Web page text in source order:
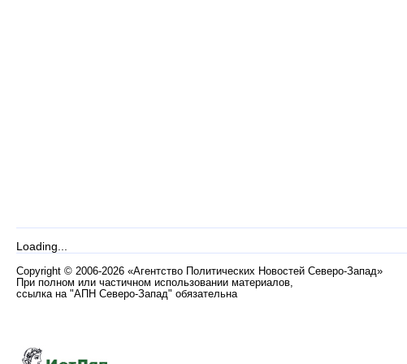
Loading...
Copyright © 2006-2026 «Агентство Политических Новостей Северо-Запад»
При полном или частичном использовании материалов,
ссылка на "АПН Северо-Запад" обязательна